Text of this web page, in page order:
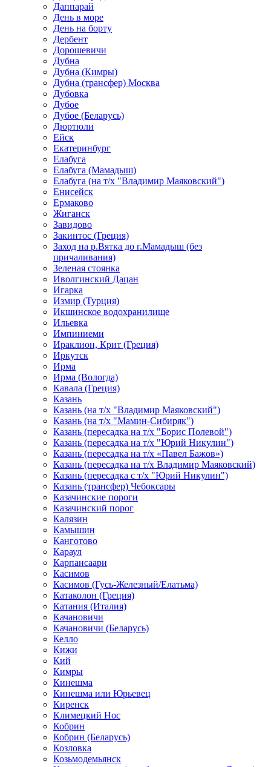
Даппарай
День в море
День на борту
Дербент
Дорошевичи
Дубна
Дубна (Кимры)
Дубна (трансфер) Москва
Дубовка
Дубое
Дубое (Беларусь)
Дюртюли
Ейск
Екатеринбург
Елабуга
Елабуга (Мамадыш)
Елабуга (на т/х "Владимир Маяковский")
Енисейск
Ермаково
Жиганск
Завидово
Закинтос (Греция)
Заход на р.Вятка до г.Мамадыш (без
причаливания)
Зеленая стоянка
Иволгинский Дацан
Игарка
Измир (Турция)
Икшинское водохранилище
Ильевка
Импиниеми
Ираклион, Крит (Греция)
Иркутск
Ирма
Ирма (Вологда)
Кавала (Греция)
Казань
Казань (на т/х "Владимир Маяковский")
Казань (на т/х "Мамин-Сибиряк")
Казань (пересадка на т/х "Борис Полевой")
Казань (пересадка на т/х "Юрий Никулин")
Казань (пересадка на т/х «Павел Бажов»)
Казань (пересадка на т/х Владимир Маяковский)
Казань (пересадка с т/х "Юрий Никулин")
Казань (трансфер) Чебоксары
Казачинские пороги
Казачинский порог
Калязин
Камышин
Канготово
Караул
Карпансаари
Касимов
Касимов (Гусь-Железный/Елатьма)
Катаколон (Греция)
Катания (Италия)
Качановичи
Качановичи (Беларусь)
Келло
Кижи
Кий
Кимры
Кинешма
Кинешма или Юрьевец
Киренск
Климецкий Нос
Кобрин
Кобрин (Беларусь)
Козловка
Козьмодемьянск